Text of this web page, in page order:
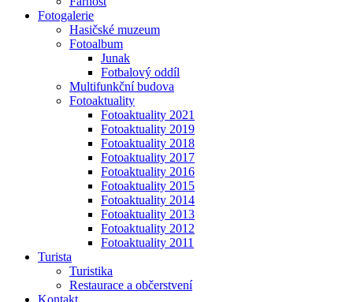
Fotogalerie
Hasičské muzeum
Fotoalbum
Junak
Fotbalový oddíl
Multifunkční budova
Fotoaktuality
Fotoaktuality 2021
Fotoaktuality 2019
Fotoaktuality 2018
Fotoaktuality 2017
Fotoaktuality 2016
Fotoaktuality 2015
Fotoaktuality 2014
Fotoaktuality 2013
Fotoaktuality 2012
Fotoaktuality 2011
Turista
Turistika
Restaurace a občerstvení
Kontakt